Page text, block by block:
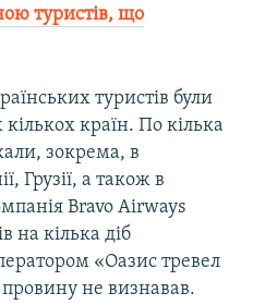
туристів, що
туристів були
країн. По кілька
зокрема, в
Грузії, а також в
Bravo Airways
на кілька діб
«Оазис тревел
не визнавав.